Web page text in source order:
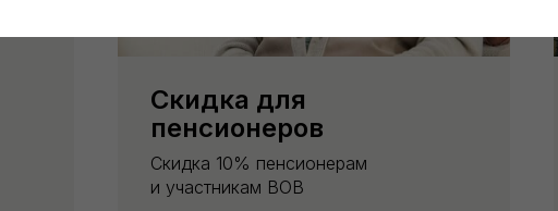
Скидка для
пенсионеров
Скидка 10% пенсионерам
и участникам ВОВ